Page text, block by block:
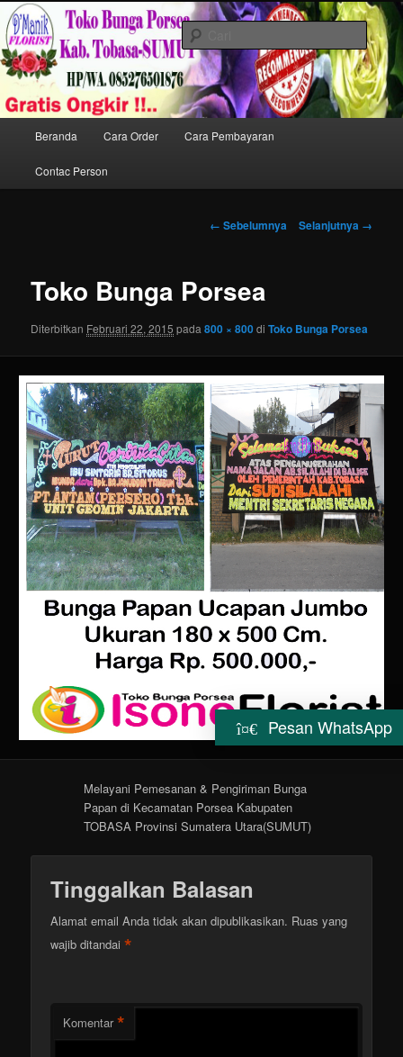
Langsung
ke
konten
utamaToko Karangan Bunga di Porsea
HP. 085276501876
Toko Karangan Bunga di Porsea Melayani pemesanan Karangan Bunga
ucapan Berdukacita / Belasungkawa,Resepsi Pernikahan/ Wedding dan
Peresmian di Kota Porsea Kab.Tobasa Prov.Sumut.
Cari
Beranda Cara Order Cara Pembayaran
Contac Person
Navigasi
← Sebelumnya Selanjutnya →
Toko Bunga Porsea
Diterbitkan Februari 22, 2015 pada800 × 800diToko Bunga Porsea
Melayani Pemesanan & Pengiriman Bunga
Papan di Kecamatan Porsea Kabupaten
TOBASA Provinsi Sumatera Utara(SUMUT)
Tinggalkan Balasan
Alamat email Anda tidak akan dipublikasikan. Ruas yang
wajib ditandai*
Komentar *
Pesan WhatsApp